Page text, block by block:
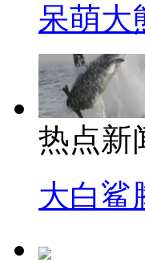
呆萌大
热点新
大白鲨